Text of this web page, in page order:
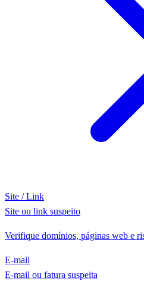
Site / Link
Site ou link suspeito
Verifique domínios, páginas web e
E-mail
E-mail ou fatura suspeita